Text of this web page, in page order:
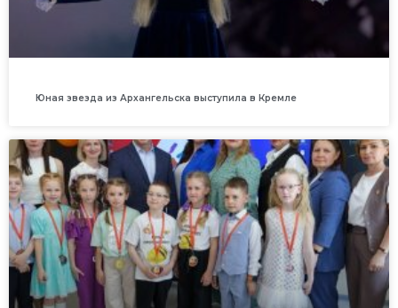
Юная звезда из Архангельска выступила в Кремле